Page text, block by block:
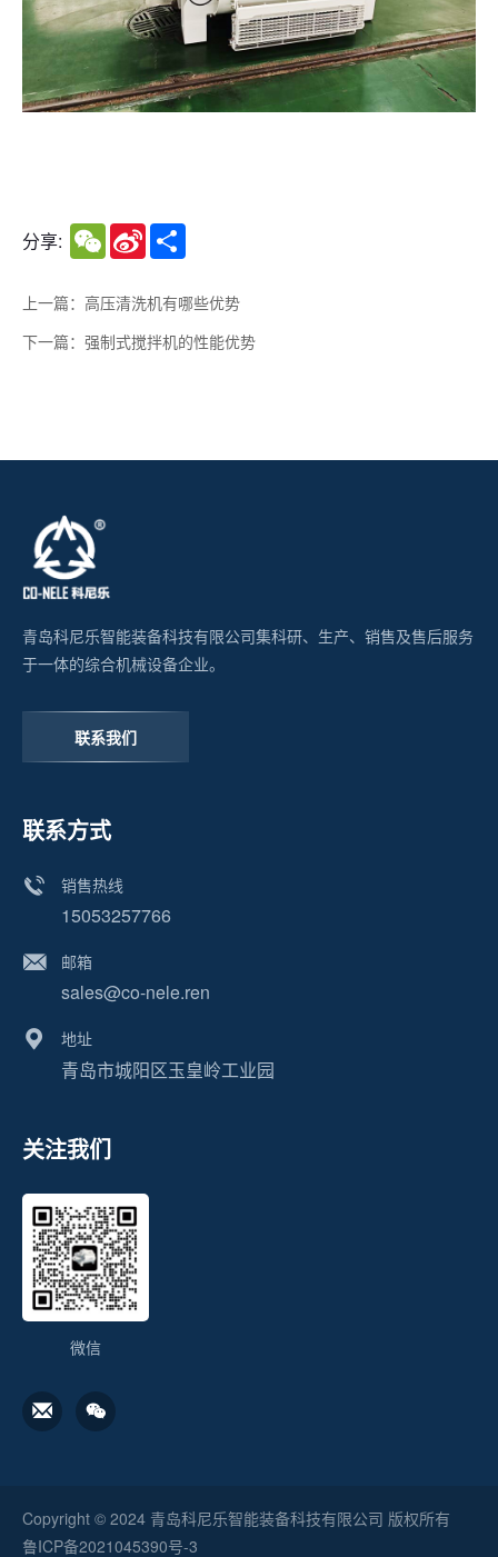
分享: WeChatSina
Weibo
上一篇：高压清洗机有哪些优势
下一篇：强制式搅拌机的性能优势
青岛科尼乐智能装备科技有限公司集科研、生产、销售及售后服务
于一体的综合机械设备企业。
联系我们
联系方式
销售热线
15053257766
邮箱
sales@co-nele.ren
地址
青岛市城阳区玉皇岭工业园
关注我们
微信
Copyright © 2024 青岛科尼乐智能装备科技有限公司 版权所有
鲁ICP备2021045390号-3